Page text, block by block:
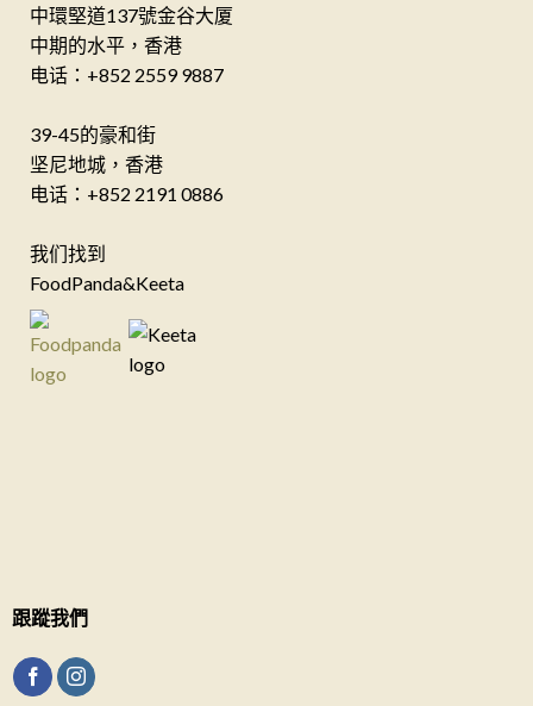
中環堅道137號金谷大厦
中期的水平，香港
电话：+852 2559 9887
39-45的豪和街
坚尼地城，香港
电话：+852 2191 0886
我们找到
FoodPanda&Keeta
跟蹤我們